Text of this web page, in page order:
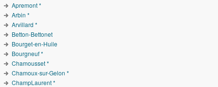
Apremont *
Arbin *
Arvillard *
Betton-Bettonet
Bourget-en-Huile
Bourgneuf *
Chamousset *
Chamoux-sur-Gelon *
ChampLaurent *